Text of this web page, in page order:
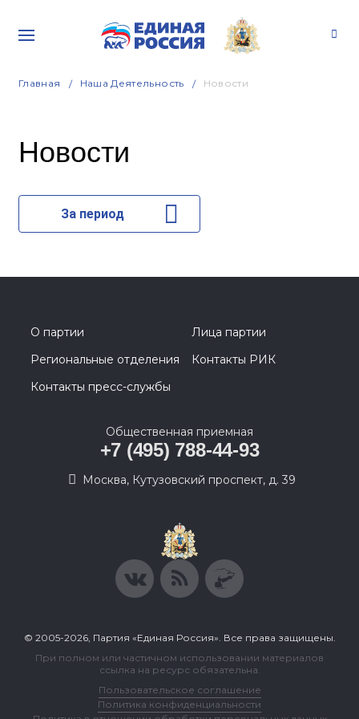
Главная Наша Деятельность Новости
Новости
За период
О партии
Лица партии
Региональные отделения
Контакты РИК
Контакты пресс-службы
Общественная приемная
+7 (495) 788-44-93
Москва, Кутузовский проспект, д. 39
© 2005-2026, Партия «Единая Россия». Все права защищены.
При полном или частичном использовании материалов
ссылка на ресурс обязательна.
Пользовательское соглашение
Политика конфиденциальности